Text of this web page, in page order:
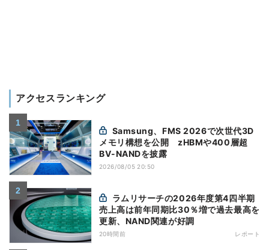
アクセスランキング
メモリ構想を公開 zHBMや400層超
BV-NANDを披露
2026/08/05 20:50
売上高は前年同期比30％増で過去最高を
更新、NAND関連が好調
20時間前 レポート